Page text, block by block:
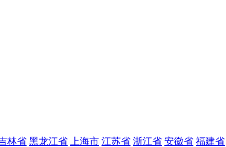
林省 黑龙江省 上海市 江苏省 浙江省 安徽省 福建省